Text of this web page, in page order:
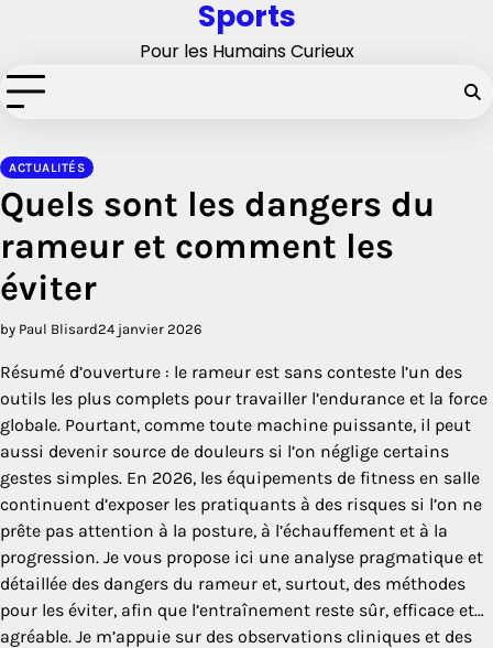
Sports
Pour les Humains Curieux
ACTUALITÉS
Quels sont les dangers du
rameur et comment les
éviter
by Paul Blisard24 janvier 2026
Résumé d’ouverture : le rameur est sans conteste l’un des
outils les plus complets pour travailler l’endurance et la force
globale. Pourtant, comme toute machine puissante, il peut
aussi devenir source de douleurs si l’on néglige certains
gestes simples. En 2026, les équipements de fitness en salle
continuent d’exposer les pratiquants à des risques si l’on ne
prête pas attention à la posture, à l’échauffement et à la
progression. Je vous propose ici une analyse pragmatique et
détaillée des dangers du rameur et, surtout, des méthodes
pour les éviter, afin que l’entraînement reste sûr, efficace et…
agréable. Je m’appuie sur des observations cliniques et des